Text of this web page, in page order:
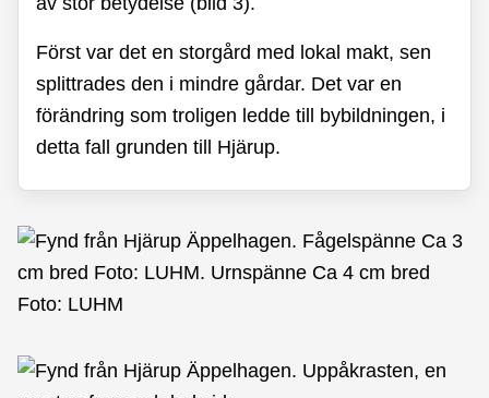
Först var det en storgård med lokal makt, sen
splittrades den i mindre gårdar. Det var en
förändring som troligen ledde till bybildningen, i
detta fall grunden till Hjärup.